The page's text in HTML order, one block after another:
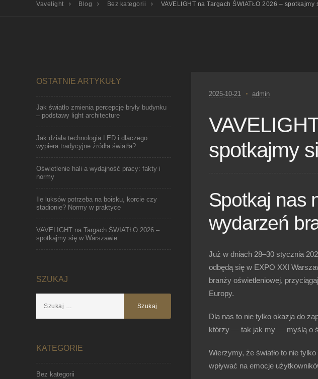
Vavelight Blog Bez kategorii VAVELIGHT na Targach ŚWIATŁO 2026 – spotkajmy
2025-10-21 admin
spotkajmy
Spotkaj nas
wydarzeń
Już w dniach 28–30 stycznia
odbędą się w EXPO XXI
branży oświetleniowej,
Europy.
Dla nas to nie tylko okazja do
którzy — tak jak my — myślą o
Wierzymy, że światło to nie
wpływać na emocje
OSTATNIE ARTYKUŁY
Jak światło zmienia percepcję bryły budynku
– podstawy light architecture
Jak działa technologia LED i dlaczego
wypiera tradycyjne źródła światła?
Oświetlenie hali a wydajność pracy: fakty i
normy
Ile luksów potrzeba na boisku, korcie czy
stadionie? Normy w praktyce
VAVELIGHT na Targach ŚWIATŁO 2026 –
spotkajmy się w Warszawie
SZUKAJ
KATEGORIE
Bez kategorii